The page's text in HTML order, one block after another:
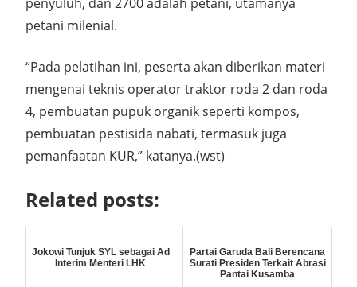
petani milenial.
“Pada pelatihan ini, peserta akan diberikan materi
mengenai teknis operator traktor roda 2 dan roda
4, pembuatan pupuk organik seperti kompos,
pembuatan pestisida nabati, termasuk juga
pemanfaatan KUR,” katanya.(wst)
Related posts:
Jokowi Tunjuk SYL sebagai Ad
Interim Menteri LHK
Partai Garuda Bali Berencana
Surati Presiden Terkait Abrasi
Pantai Kusamba